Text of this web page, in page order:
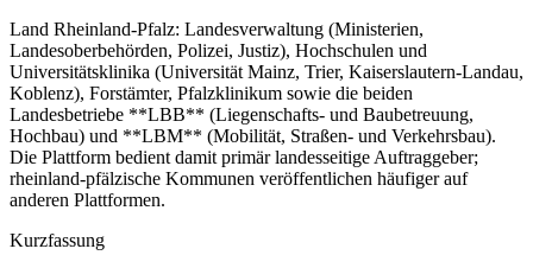
Land Rheinland-Pfalz: Landesverwaltung (Ministerien,
Landesoberbehörden, Polizei, Justiz), Hochschulen und
Universitätsklinika (Universität Mainz, Trier, Kaiserslautern-Landau,
Koblenz), Forstämter, Pfalzklinikum sowie die beiden
Landesbetriebe **LBB** (Liegenschafts- und Baubetreuung,
Hochbau) und **LBM** (Mobilität, Straßen- und Verkehrsbau).
Die Plattform bedient damit primär landesseitige Auftraggeber;
rheinland-pfälzische Kommunen veröffentlichen häufiger auf
anderen Plattformen.
Kurzfassung